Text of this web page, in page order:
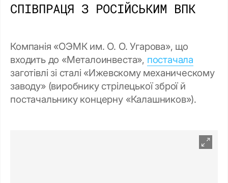
СПІВПРАЦЯ З РОСІЙСЬКИМ ВПК
Компанія «ОЭМК им. О. О. Угарова», що
входить до «Металоинвеста», постачала
заготівлі зі сталі «Ижевскому механическому
заводу» (виробнику стрілецької зброї й
постачальнику концерну «Калашников»).